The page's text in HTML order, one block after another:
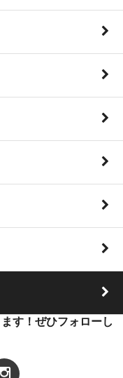
す！ぜひフォローし